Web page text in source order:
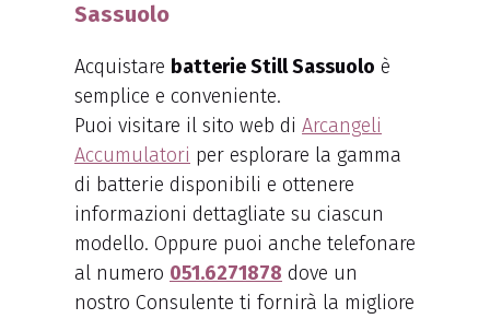
Sassuolo
Acquistare batterie Still Sassuolo è
semplice e conveniente.
Puoi visitare il sito web di Arcangeli
Accumulatori per esplorare la gamma
di batterie disponibili e ottenere
informazioni dettagliate su ciascun
modello. Oppure puoi anche telefonare
al numero 051.6271878 dove un
nostro Consulente ti fornirà la migliore